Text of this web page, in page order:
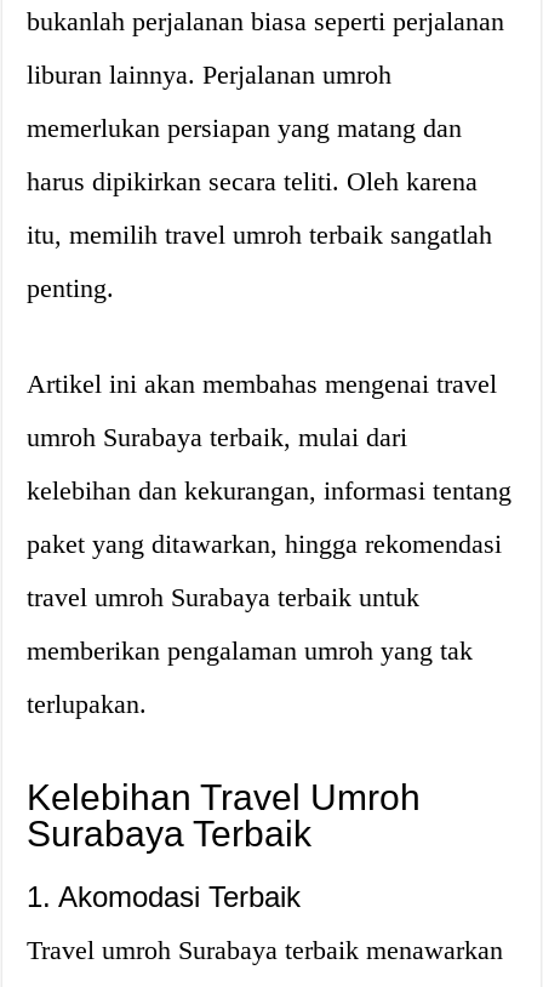
bukanlah perjalanan biasa seperti perjalanan
liburan lainnya. Perjalanan umroh
memerlukan persiapan yang matang dan
harus dipikirkan secara teliti. Oleh karena
itu, memilih travel umroh terbaik sangatlah
penting.
Artikel ini akan membahas mengenai travel
umroh Surabaya terbaik, mulai dari
kelebihan dan kekurangan, informasi tentang
paket yang ditawarkan, hingga rekomendasi
travel umroh Surabaya terbaik untuk
memberikan pengalaman umroh yang tak
terlupakan.
Kelebihan Travel Umroh
Surabaya Terbaik
1. Akomodasi Terbaik
Travel umroh Surabaya terbaik menawarkan